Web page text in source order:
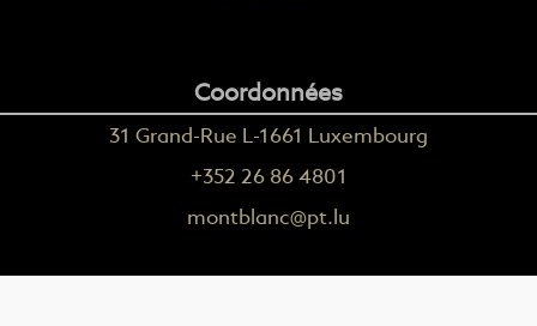
Coordonnées
31 Grand-Rue L-1661 Luxembourg
+352 26 86 4801
montblanc@pt.lu